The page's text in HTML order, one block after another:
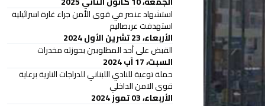
استشهاد عنصر في قوى الأمن جراء غارة اسرائيلية
استهدفت عربصاليم
الأربعاء، 23 تشرين الأول 2024
القبض على أحد المطلوبين بحوزته مخدرات
السبت، 17 آب 2024
حملة توعية للنادي اللبناني للدراجات النارية برعاية
قوى الامن الداخلي
الأربعاء، 03 تموز 2024